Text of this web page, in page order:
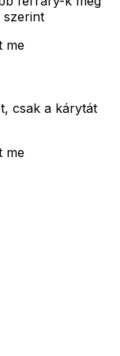
szerint
me
csak a kárytát
me